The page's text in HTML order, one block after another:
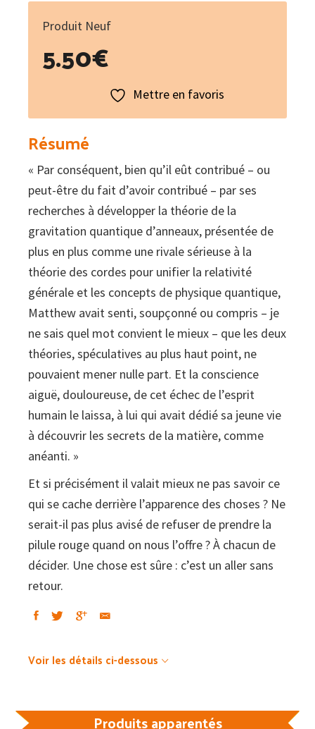
Produit Neuf
5.50€
Mettre en favoris
Résumé
« Par conséquent, bien qu’il eût contribué – ou
peut-être du fait d’avoir contribué – par ses
recherches à développer la théorie de la
gravitation quantique d’anneaux, présentée de
plus en plus comme une rivale sérieuse à la
théorie des cordes pour unifier la relativité
générale et les concepts de physique quantique,
Matthew avait senti, soupçonné ou compris – je
ne sais quel mot convient le mieux – que les deux
théories, spéculatives au plus haut point, ne
pouvaient mener nulle part. Et la conscience
aiguë, douloureuse, de cet échec de l’esprit
humain le laissa, à lui qui avait dédié sa jeune vie
à découvrir les secrets de la matière, comme
anéanti. »
Et si précisément il valait mieux ne pas savoir ce
qui se cache derrière l’apparence des choses ? Ne
serait-il pas plus avisé de refuser de prendre la
pilule rouge quand on nous l’offre ? À chacun de
décider. Une chose est sûre : c’est un aller sans
retour.
Voir les détails ci-dessous
Produits apparentés